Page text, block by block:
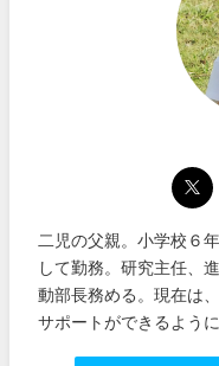
二児の父親。小学校６
して勤務。研究主任、
動部長務める。現在は
サポートができるよう